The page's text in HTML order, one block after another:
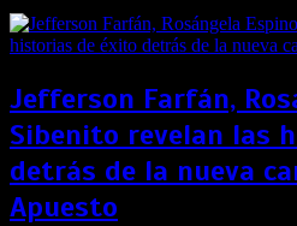
Jefferson Farfán,
Sibenito revelan las
detrás de la nueva
Apuesto